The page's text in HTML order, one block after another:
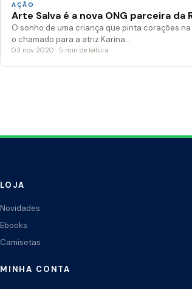
AÇÃO
Arte Salva é a nova ONG parceira da
O sonho de uma criança que pinta corações
o chamado para a atriz Karina…
03 nov 2020 · 5 min de leitura
LOJA
Novidades
Ebooks
Camisetas
MINHA CONTA